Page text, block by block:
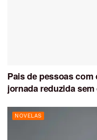
Pais de pessoas
jornada reduzida
NOVELAS